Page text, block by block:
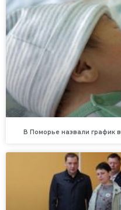
В Поморье назвали график